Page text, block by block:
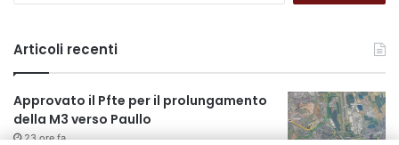
c
a
p
e
Articoli recenti
Approvato il Pfte per il prolungamento
della M3 verso Paullo
23 ore fa